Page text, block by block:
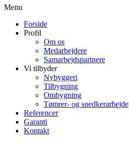
Menu
Forside
Profil
Om os
Medarbejdere
Samarbejdspartnere
Vi tilbyder
Nybyggeri
Tilbygning
Ombygning
Tømrer- og snedkerarbejde
Referencer
Garanti
Kontakt